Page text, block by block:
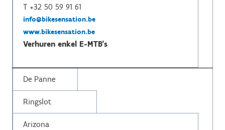
T +32 50 59 91 61
info@bikesensation.be
www.bikesensation.be
Verhuren enkel E-MTB's
De Panne
Ringslot
Arizona